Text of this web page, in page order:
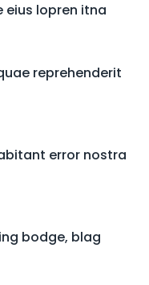
eius lopren itna
reprehenderit
error nostra
bodge, blag